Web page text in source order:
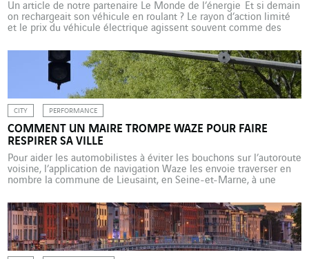
Un article de notre partenaire Le Monde de l’énergie Et si demain
on rechargeait son véhicule en roulant ? Le rayon d’action limité
et le prix du véhicule électrique agissent souvent comme des
bornes de recharge. Le concept de recharge dynamique pourrait
favoriser l’adoption […]
CITY PERFORMANCE
COMMENT UN MAIRE TROMPE WAZE POUR FAIRE
RESPIRER SA VILLE
Pour aider les automobilistes à éviter les bouchons sur l’autoroute
voisine, l’application de navigation Waze les envoie traverser en
nombre la commune de Lieusaint, en Seine-et-Marne, à une
détournement « intelligent » se traduit par des nuisances
importantes pour les habitants. Pour tromper l’algorithme et
envoyer […]